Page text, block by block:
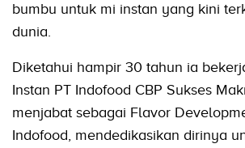
bumbu untuk mi instan yang kini
dunia.
Diketahui hampir 30 tahun ia
Instan PT Indofood CBP Sukses
menjabat sebagai Flavor
Indofood, mendedikasikan dirinya